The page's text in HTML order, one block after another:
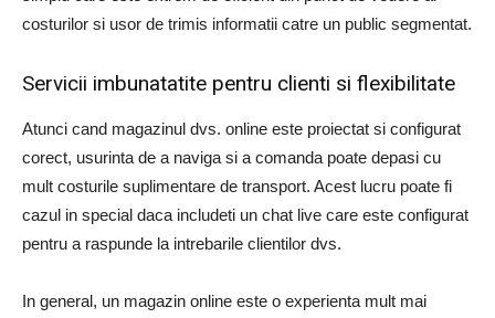
costurilor si usor de trimis informatii catre un public segmentat.
Servicii imbunatatite pentru clienti si flexibilitate
Atunci cand magazinul dvs. online este proiectat si configurat
corect, usurinta de a naviga si a comanda poate depasi cu
mult costurile suplimentare de transport. Acest lucru poate fi
cazul in special daca includeti un chat live care este configurat
pentru a raspunde la intrebarile clientilor dvs.
In general, un magazin online este o experienta mult mai